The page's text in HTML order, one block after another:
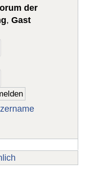
der
,Gast